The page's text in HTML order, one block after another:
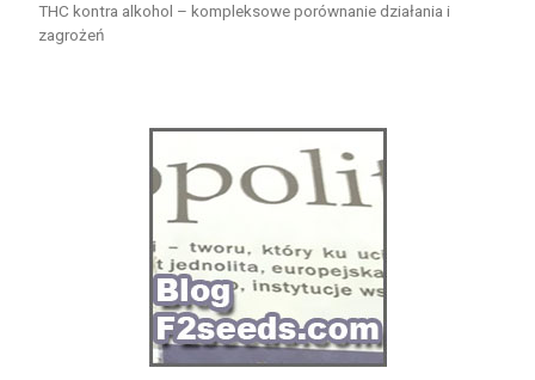
THC kontra alkohol – kompleksowe porównanie działania i
zagrożeń